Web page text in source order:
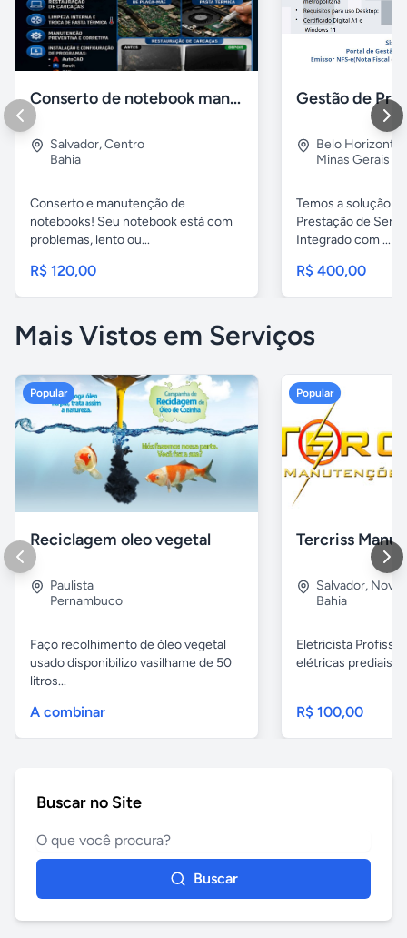
Conserto de notebook manutenção e prevenção
Salvador,Centro
Bahia
Conserto e manutenção de
notebooks! Seu notebook está com
problemas, lento ou...
R$ 120,00
Belo Horizonte
Minas Gerais
Temos a solução
Prestação de
Integrado com ...
R$ 400,00
Mais Vistos em Serviços
Popular
Reciclagem oleo vegetal
Paulista
Pernambuco
Faço recolhimento de óleo vegetal
usado disponibilizo vasilhame de 50
litros...
A combinar
Popular
Salvador, Nova
Bahia
Eletricista
elétricas prediais e
R$ 100,00
Buscar no Site
Buscar